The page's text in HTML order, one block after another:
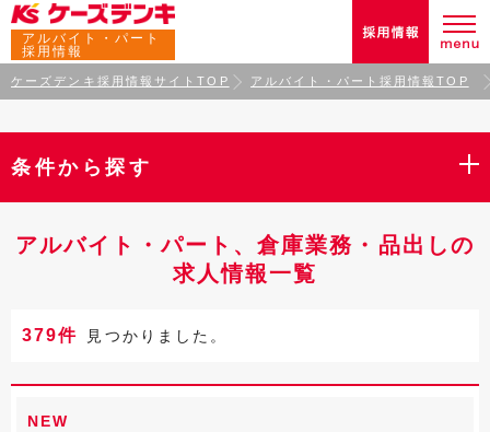
アルバイト・パート
採用情報
ケーズデンキ採用情報サイトTOP アルバイト・パート採用情報TOP
条件から探す
アルバイト・パート、倉庫業務・品出しの
求人情報一覧
379件 見つかりました。
NEW